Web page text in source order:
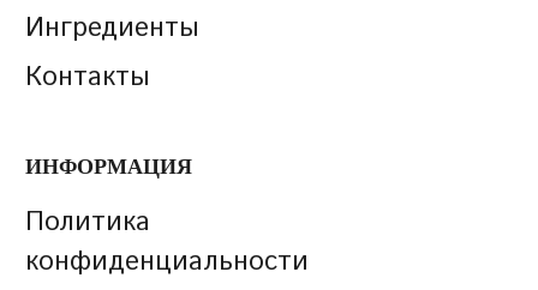
Ингредиенты
Контакты
ИНФОРМАЦИЯ
Политика
конфиденциальности